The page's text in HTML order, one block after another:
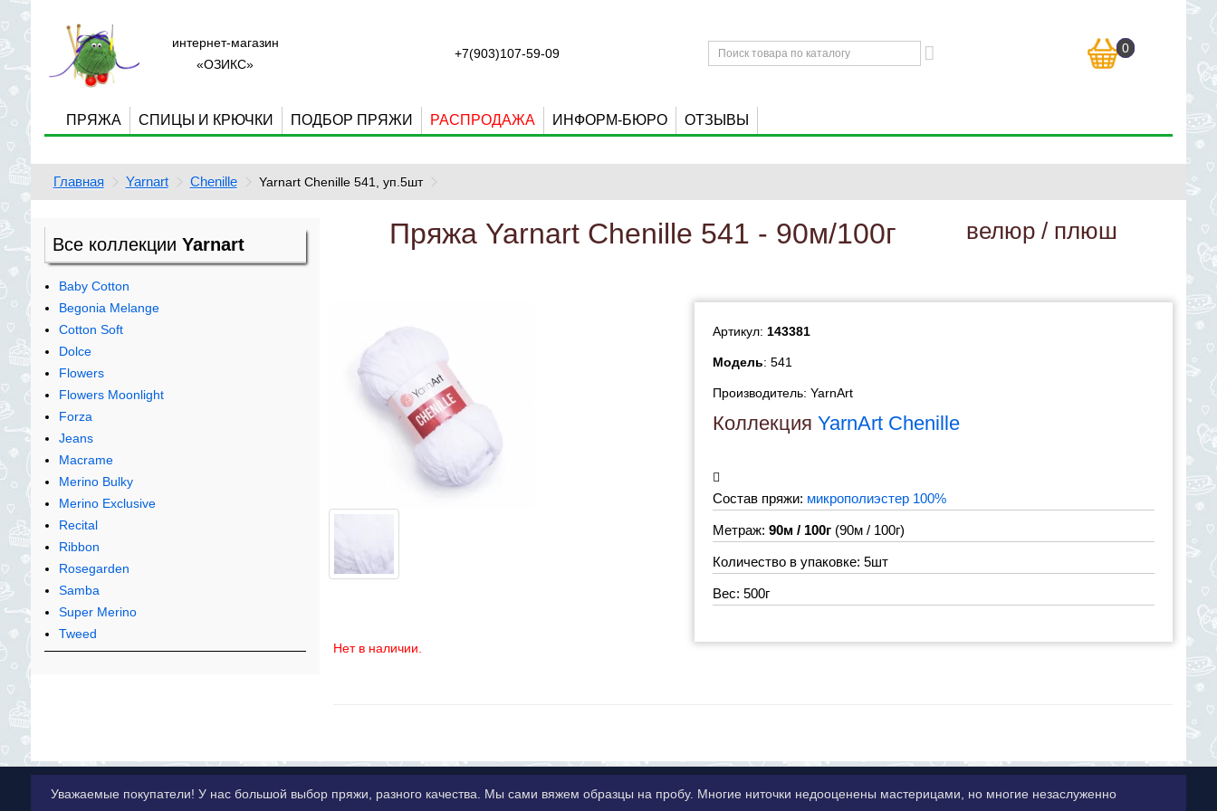
интернет-магазин
«ОЗИКС»
+7(903)107-59-09 0
ПРЯЖА СПИЦЫ И КРЮЧКИ ПОДБОР ПРЯЖИ РАСПРОДАЖА ИНФОРМ-БЮРО ОТЗЫВЫ
Главная Yarnart Chenille Yarnart Chenille 541, уп.5шт
Все коллекции Yarnart
Baby Cotton
Begonia Melange
Cotton Soft
Dolce
Flowers
Flowers Moonlight
Forza
Jeans
Macrame
Merino Bulky
Merino Exclusive
Recital
Ribbon
Rosegarden
Samba
Super Merino
Tweed
Пряжа Yarnart Chenille 541 - 90м/100г велюр / плюш
Нет в наличии.
Артикул: 143381
Модель: 541
Производитель: YarnArt
Коллекция YarnArt Chenille
Состав пряжи: микрополиэстер 100%
Метраж: 90м / 100г(90м / 100г)
Количество в упаковке: 5шт
Вес: 500г
Уважаемые покупатели! У нас большой выбор пряжи, разного качества. Мы сами вяжем образцы на пробу. Многие ниточки недооценены мастерицами, но многие незаслуженно